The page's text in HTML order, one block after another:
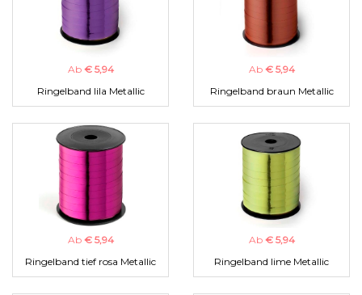
Ab € 5,94
Ringelband lila Metallic
Ab € 5,94
Ringelband braun Metallic
Ab € 5,94
Ringelband tief rosa Metallic
Ab € 5,94
Ringelband lime Metallic